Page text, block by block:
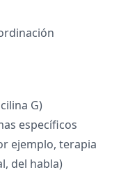
G)
específicos
ejemplo, terapia
del habla)